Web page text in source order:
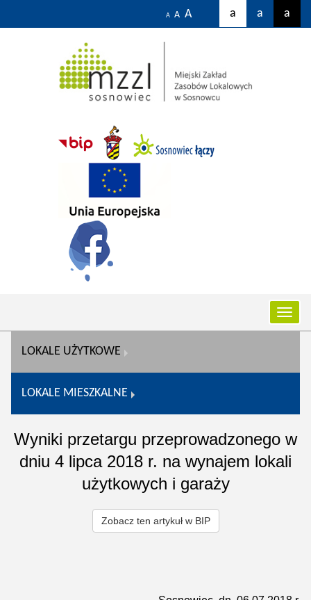
A A A a a a
LOKALE UŻYTKOWE
LOKALE MIESZKALNE
Wyniki przetargu przeprowadzonego w
dniu 4 lipca 2018 r. na wynajem lokali
użytkowych i garaży
Zobacz ten artykuł w BIP